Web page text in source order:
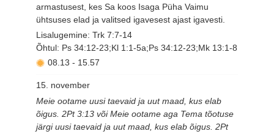
armastusest, kes Sa koos Isaga Püha Vaimu
ühtsuses elad ja valitsed igavesest ajast igavesti.
Lisalugemine: Trk 7:7-14
Õhtul: Ps 34:12-23;Kl 1:1-5a;Ps 34:12-23;Mk 13:1-8
08.13 - 15.57
15. november
Meie ootame uusi taevaid ja uut maad, kus elab
õigus. 2Pt 3:13 või Meie ootame aga Tema tõotuse
järgi uusi taevaid ja uut maad, kus elab õigus. 2Pt